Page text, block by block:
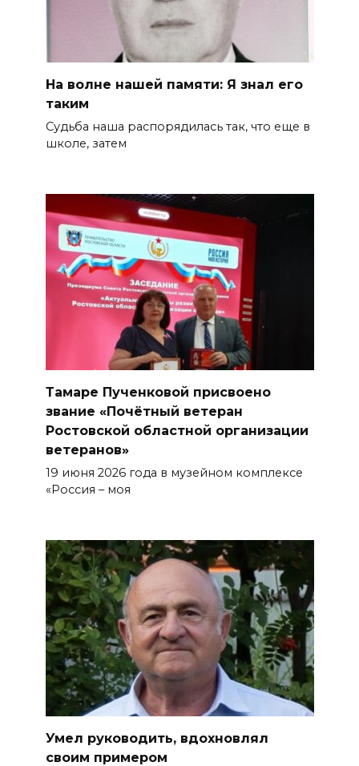
На волне нашей памяти: Я знал его
таким
Судьба наша распорядилась так, что еще в
школе, затем
Тамаре Пученковой присвоено
звание «Почётный ветеран
Ростовской областной организации
ветеранов»
19 июня 2026 года в музейном комплексе
«Россия – моя
Умел руководить, вдохновлял
своим примером